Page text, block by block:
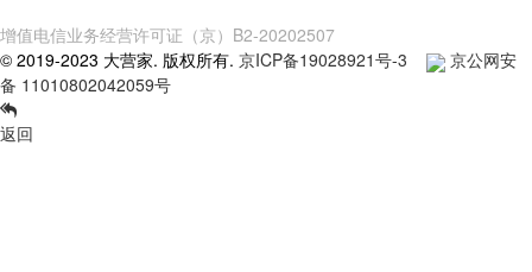
增值电信业务经营许可证（京）B2-20202507
© 2019-2023 大营家. 版权所有. 京ICP备19028921号-3
京公网安
备 11010802042059号
返回